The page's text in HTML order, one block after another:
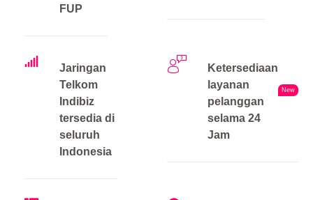
FUP
Jaringan
Telkom
Indibiz
tersedia di
seluruh
Indonesia
Ketersediaan
layanan
pelanggan
selama 24
Jam
New